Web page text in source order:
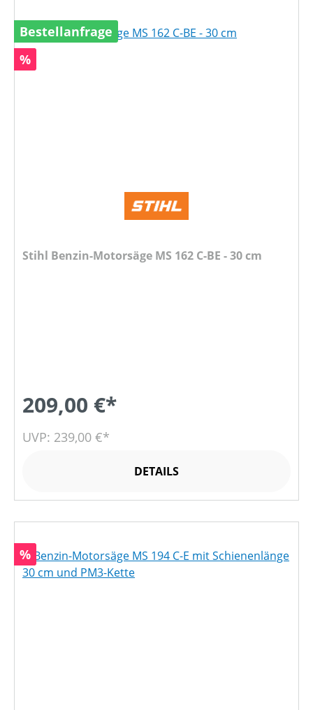
Bestellanfrage
Rabatt
%
Stihl Benzin-Motorsäge MS 162 C-BE - 30 cm
209,00 €*
UVP: 239,00 €*
DETAILS
Rabatt
%